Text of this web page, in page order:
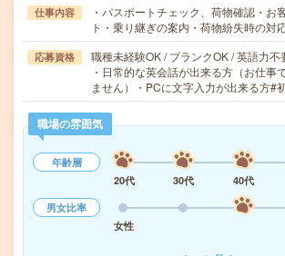
仕事内容
・パスポートチェック、荷物確認・お
ト・乗り継ぎの案内・荷物紛失時の対
応募資格
職種未経験OK / ブランクOK / 英語力不
・日常的な英会話が出来る方（お仕事
ません）・PCに文字入力が出来る方#
職場の雰囲気
年齢層
20代
30代 40代
男女比率
女性